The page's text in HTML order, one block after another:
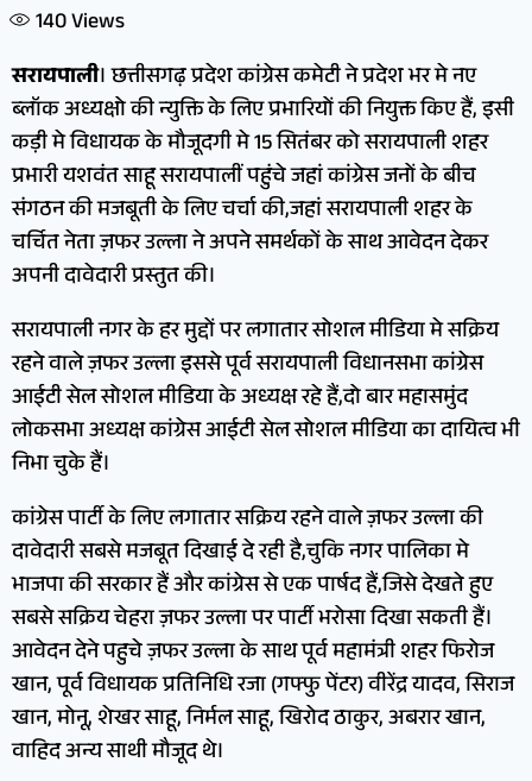
140Views
सरायपाली। छत्तीसगढ़ प्रदेश कांग्रेस कमेटी ने प्रदेश भर मे नए
ब्लॉक अध्यक्षो की न्युक्ति के लिए प्रभारियों की नियुक्त किए हैं, इसी
कड़ी मे विधायक के मौजूदगी मे 15 सितंबर को सरायपाली शहर
प्रभारी यशवंत साहू सरायपालीं पहुंचे जहां कांग्रेस जनों के बीच
संगठन की मजबूती के लिए चर्चा की,जहां सरायपाली शहर के
चर्चित नेता ज़फर उल्ला ने अपने समर्थकों के साथ आवेदन देकर
अपनी दावेदारी प्रस्तुत की।
सरायपाली नगर के हर मुद्दों पर लगातार सोशल मीडिया मे सक्रिय
रहने वाले ज़फर उल्ला इससे पूर्व सरायपाली विधानसभा कांग्रेस
आईटी सेल सोशल मीडिया के अध्यक्ष रहे हैं,दो बार महासमुंद
लोकसभा अध्यक्ष कांग्रेस आईटी सेल सोशल मीडिया का दायित्व भी
निभा चुके हैं।
कांग्रेस पार्टी के लिए लगातार सक्रिय रहने वाले ज़फर उल्ला की
दावेदारी सबसे मजबूत दिखाई दे रही है,चुकि नगर पालिका मे
भाजपा की सरकार हैं और कांग्रेस से एक पार्षद हैं,जिसे देखते हुए
सबसे सक्रिय चेहरा ज़फर उल्ला पर पार्टी भरोसा दिखा सकती हैं।
आवेदन देने पहुचे ज़फर उल्ला के साथ पूर्व महामंत्री शहर फिरोज
खान, पूर्व विधायक प्रतिनिधि रजा (गफ्फु पेंटर) वीरेंद्र यादव, सिराज
खान, मोनू, शेखर साहू, निर्मल साहू, खिरोद ठाकुर, अबरार खान,
वाहिद अन्य साथी मौजूद थे।